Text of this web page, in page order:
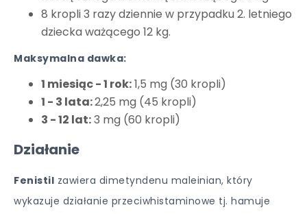
8 kropli 3 razy dziennie w przypadku 2. letniego
dziecka ważącego 12 kg.
Maksymalna dawka:
1 miesiąc - 1 rok:1,5 mg (30 kropli)
1 - 3 lata:2,25 mg (45 kropli)
3 - 12 lat:3 mg (60 kropli)
Działanie
Fenistil zawiera dimetyndenu maleinian, który
wykazuje działanie przeciwhistaminowe tj. hamuje